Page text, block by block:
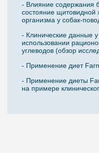
- Влияние содержания
состояние щитовидной
организма у собак-
- Клинические данные
использовании
углеводов (обзор
- Применение диет
- Применение диеты
на примере